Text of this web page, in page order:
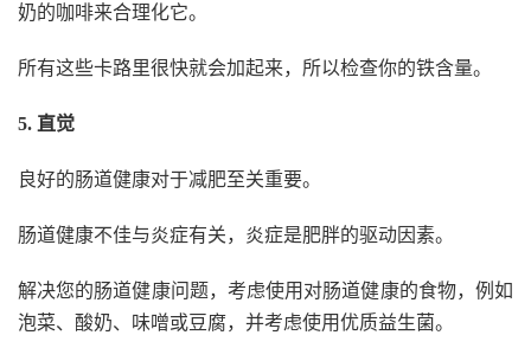
奶的咖啡来合理化它。
所有这些卡路里很快就会加起来，所以检查你的铁含量。
5. 直觉
良好的肠道健康对于减肥至关重要。
肠道健康不佳与炎症有关，炎症是肥胖的驱动因素。
解决您的肠道健康问题，考虑使用对肠道健康的食物，例如
泡菜、酸奶、味噌或豆腐，并考虑使用优质益生菌。